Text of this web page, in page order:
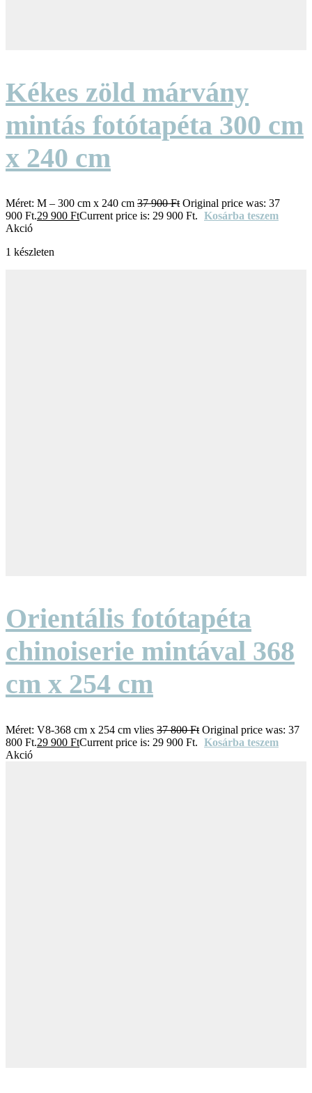
Kékes zöld márvány
mintás fotótapéta 300 cm
x 240 cm
Méret: M – 300 cm x 240 cm 37 900Ft Original price was: 37
900 Ft.29 900 FtCurrent price is: 29 900 Ft. Kosárba teszem
Akció
1 készleten
Orientális fotótapéta
chinoiserie mintával 368
cm x 254 cm
Méret: V8-368 cm x 254 cm vlies 37 800Ft Original price was: 37
800 Ft.29 900 FtCurrent price is: 29 900 Ft. Kosárba teszem
Akció